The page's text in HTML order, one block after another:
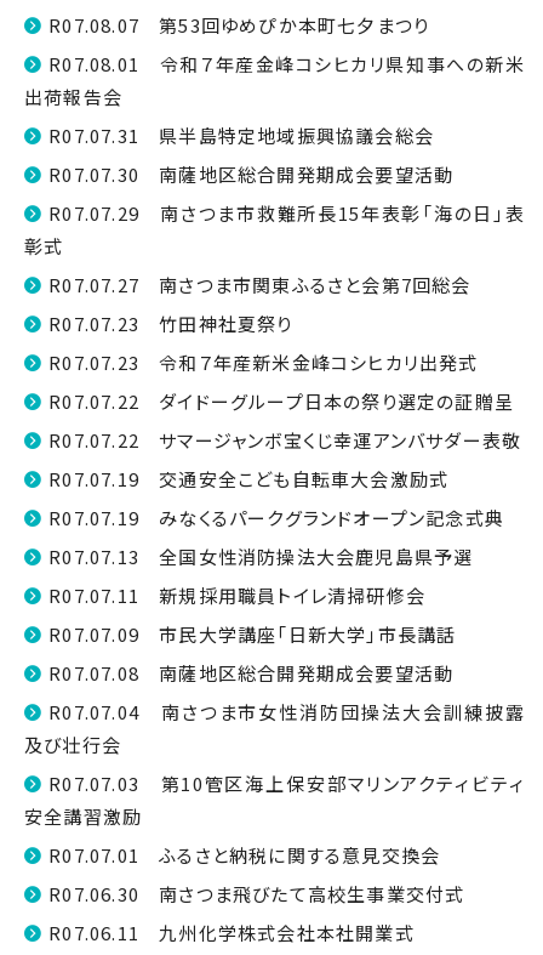
R07.08.07 第53回ゆめぴか本町七夕まつり
R07.08.01 令和７年産金峰コシヒカリ県知事への新米
出荷報告会
R07.07.31 県半島特定地域振興協議会総会
R07.07.30 南薩地区総合開発期成会要望活動
R07.07.29 南さつま市救難所長15年表彰「海の日」表
彰式
R07.07.27 南さつま市関東ふるさと会第7回総会
R07.07.23 竹田神社夏祭り
R07.07.23 令和７年産新米金峰コシヒカリ出発式
R07.07.22 ダイドーグループ日本の祭り選定の証贈呈
R07.07.22 サマージャンボ宝くじ幸運アンバサダー表敬
R07.07.19 交通安全こども自転車大会激励式
R07.07.19 みなくるパークグランドオープン記念式典
R07.07.13 全国女性消防操法大会鹿児島県予選
R07.07.11 新規採用職員トイレ清掃研修会
R07.07.09 市民大学講座「日新大学」市長講話
R07.07.08 南薩地区総合開発期成会要望活動
R07.07.04 南さつま市女性消防団操法大会訓練披露
及び壮行会
R07.07.03 第10管区海上保安部マリンアクティビティ
安全講習激励
R07.07.01 ふるさと納税に関する意見交換会
R07.06.30 南さつま飛びたて高校生事業交付式
R07.06.11 九州化学株式会社本社開業式